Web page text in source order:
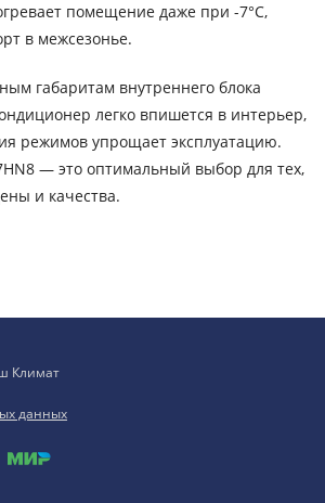
помещение даже при -7°C,
в межсезонье.
габаритам внутреннего блока
легко впишется в интерьер,
режимов упрощает эксплуатацию.
— это оптимальный выбор для тех,
и качества.
Климат
данных